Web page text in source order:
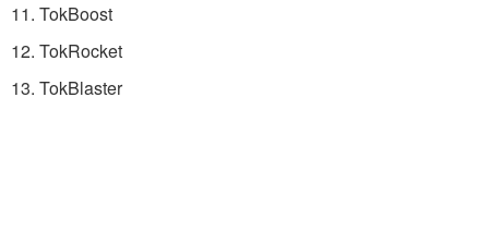
11. TokBoost
12. TokRocket
13. TokBlaster